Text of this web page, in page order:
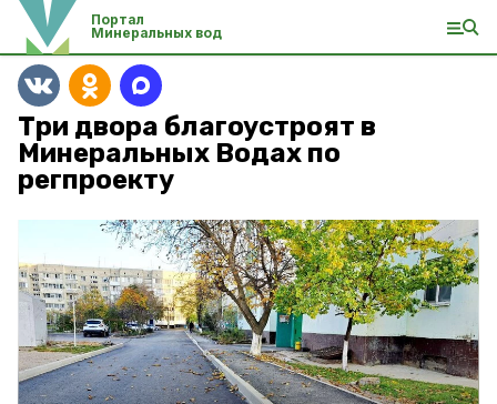
Портал
Минеральных вод
Три двора благоустроят в
Минеральных Водах по
регпроекту